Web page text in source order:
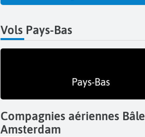
Vols Pays-Bas
Pays-Bas
Compagnies aériennes Bâle
Amsterdam